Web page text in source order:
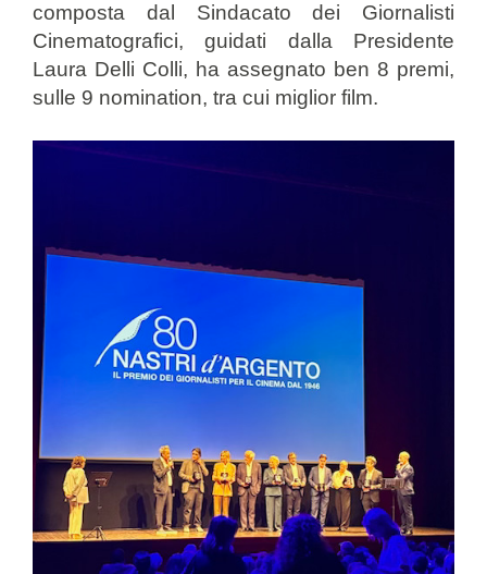
composta dal Sindacato dei Giornalisti
Cinematografici, guidati dalla Presidente
Laura Delli Colli, ha assegnato ben 8 premi,
sulle 9 nomination, tra cui miglior film.